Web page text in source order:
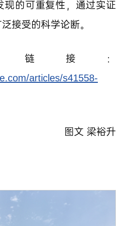
现的可重复性，通过实证
接受的科学论断。
链接：
articles/s41558-
图文 梁裕升